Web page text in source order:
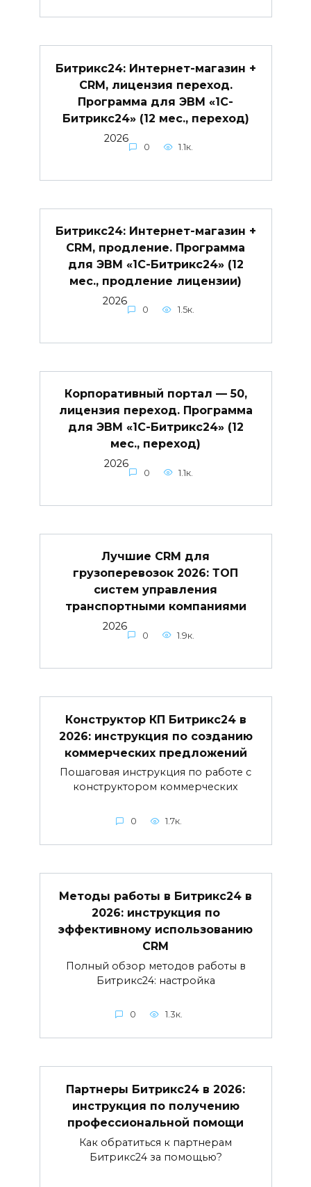
Битрикс24: Интернет-магазин +
CRM, лицензия переход.
Программа для ЭВМ «1С-
Битрикс24» (12 мес., переход)
2026
0 1.1к.
Битрикс24: Интернет-магазин +
CRM, продление. Программа
для ЭВМ «1С-Битрикс24» (12
мес., продление лицензии)
2026
0 1.5к.
Корпоративный портал — 50,
лицензия переход. Программа
для ЭВМ «1С-Битрикс24» (12
мес., переход)
2026
0 1.1к.
Лучшие CRM для
грузоперевозок 2026: ТОП
систем управления
транспортными компаниями
2026
0 1.9к.
Конструктор КП Битрикс24 в
2026: инструкция по созданию
коммерческих предложений
Пошаговая инструкция по работе с
конструктором коммерческих
0 1.7к.
Методы работы в Битрикс24 в
2026: инструкция по
эффективному использованию
CRM
Полный обзор методов работы в
Битрикс24: настройка
0 1.3к.
Партнеры Битрикс24 в 2026:
инструкция по получению
профессиональной помощи
Как обратиться к партнерам
Битрикс24 за помощью?